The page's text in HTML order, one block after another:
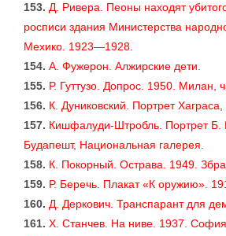
153. Д. Ривера. Пеоны находят
росписи здания Министерства
Мехико. 1923—1928.
154. А. Фужерон. Алжирские дети.
155. Р. Гуттузо. Допрос. 1950. Милан,
156. К. Дуниковский. Портрет Хаграса,
157. Кишфалуди-Штробль. Портрет Б.
Будапешт, Национальная галерея.
158. К. Покорный. Острава. 1949.
159. Р. Беречь. Плакат «К оружию».
160. Д. Деркович. Транспарант для
161. X. Станчев. На ниве. 1937.